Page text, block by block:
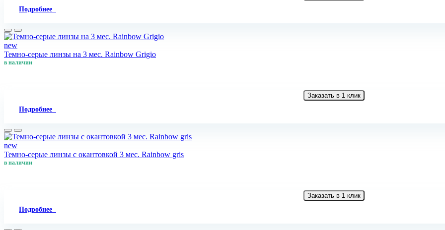
Подробнее
new
Темно-серые линзы на 3 мес. Rainbow Grigio
в наличии
Заказать в 1 клик
Подробнее
new
Темно-серые линзы с окантовкой 3 мес. Rainbow gris
в наличии
Заказать в 1 клик
Подробнее